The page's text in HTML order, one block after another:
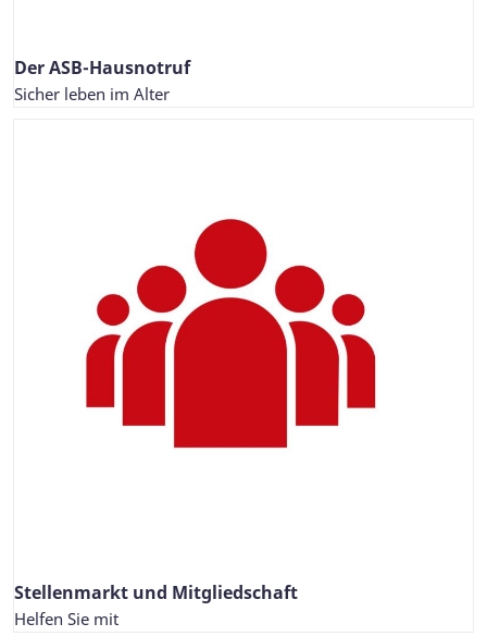
Der ASB-Hausnotruf
Sicher leben im Alter
Stellenmarkt und Mitgliedschaft
Helfen Sie mit